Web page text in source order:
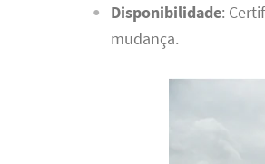
Disponibilidade:
mudança.